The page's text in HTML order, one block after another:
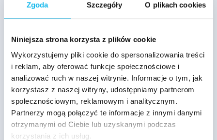
Zgoda Szczegóły O plikach cookies
Niniejsza strona korzysta z plików cookie
Wykorzystujemy pliki cookie do spersonalizowania treści
i reklam, aby oferować funkcje społecznościowe i
analizować ruch w naszej witrynie. Informacje o tym, jak
korzystasz z naszej witryny, udostępniamy partnerom
społecznościowym, reklamowym i analitycznym.
Partnerzy mogą połączyć te informacje z innymi danymi
otrzymanymi od Ciebie lub uzyskanymi podczas
korzystania z ich usług.
finansowania
Leasing nie jest jedynym rozwiązaniem przy
zakupie starszego auta. W 2025 roku opcji
finansowania jest więcej niż kiedykolwiek. Warto
rozważyć:
Kredyt firmowy– możliwy przy dobrej
zdolności kredytowej, ale z wyższym
poziomem formalności.
Zakup gotówkowy